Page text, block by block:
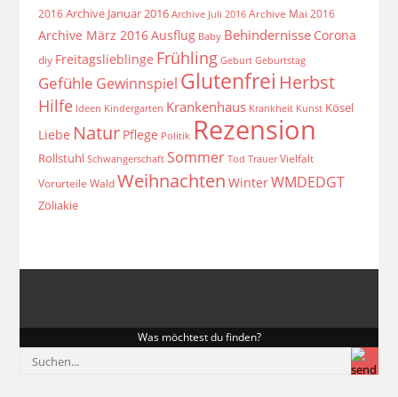
2016 Archive Januar 2016 Archive Juli 2016 Archive Mai 2016
Archive März 2016Ausflug Baby Behindernisse Corona
diy Freitagslieblinge Frühling Geburt Geburtstag
Gefühle Gewinnspiel Glutenfrei Herbst
Hilfe Ideen Kindergarten Krankenhaus Krankheit Kunst Kösel
Liebe Natur Pflege Politik Rezension
Rollstuhl Schwangerschaft Sommer Tod Trauer Vielfalt
Vorurteile Wald Weihnachten WinterWMDEDGT
Zöliakie
Was möchtest du finden?